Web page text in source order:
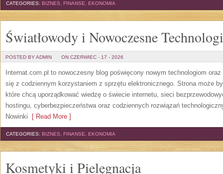
CATEGORIES: BIZNES, FINANSE, EKONOMIA
Światłowody i Nowoczesne
POSTED BY ADMIN ON CZERWIEC - 17 - 2026
Internat.com.pl to nowoczesny blog poświęcony nowym technologiom
się z codziennym korzystaniem z sprzętu elektronicznego. Strona może
które chcą uporządkować wiedzę o świecie internetu, sieci
hostingu, cyberbezpieczeństwa oraz codziennych rozwiązań
Nowinki [ Read More ]
CATEGORIES: BIZNES, FINANSE, EKONOMIA
Kosmetyki i Pielęgnacja